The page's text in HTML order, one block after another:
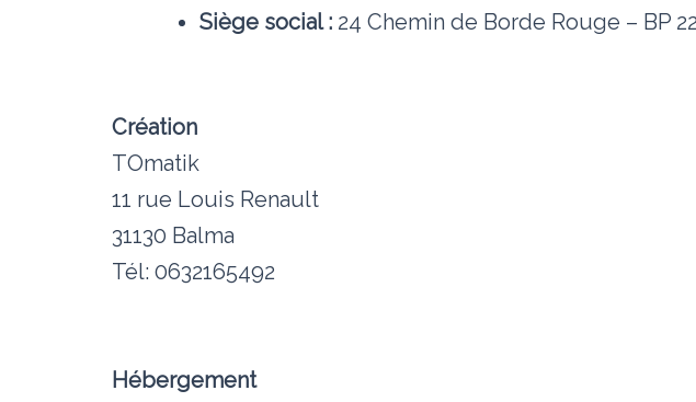
Siège social : 24 Chemin de Borde Rouge – BP
Création
TOmatik
11 rue Louis Renault
31130 Balma
Tél: 0632165492
Hébergement